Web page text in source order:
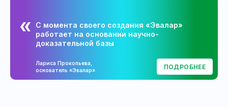
С момента своего создания «Эвалар»
работает на основании научно-
доказательной базы
Лариса Прокопьева,
основатель «Эвалар»
ПОДРОБНЕЕ